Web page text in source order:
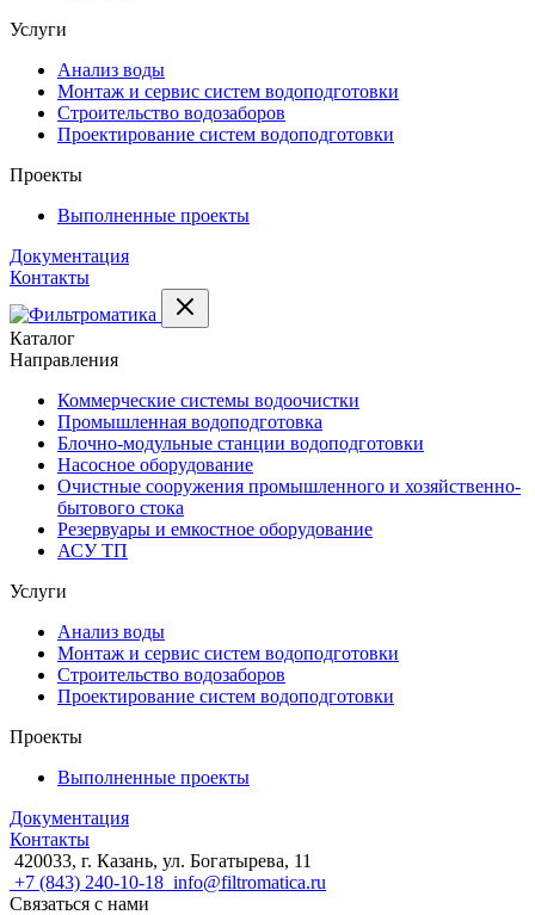
Услуги
Анализ воды
Монтаж и сервис систем водоподготовки
Строительство водозаборов
Проектирование систем водоподготовки
Проекты
Выполненные проекты
Документация
Контакты
Каталог
Направления
Коммерческие системы водоочистки
Промышленная водоподготовка
Блочно-модульные станции водоподготовки
Насосное оборудование
Очистные сооружения промышленного и хозяйственно-
бытового стока
Резервуары и емкостное оборудование
АСУ ТП
Услуги
Анализ воды
Монтаж и сервис систем водоподготовки
Строительство водозаборов
Проектирование систем водоподготовки
Проекты
Выполненные проекты
Документация
Контакты
420033, г. Казань, ул. Богатырева, 11
+7 (843) 240-10-18 info@filtromatica.ru
Связаться с нами